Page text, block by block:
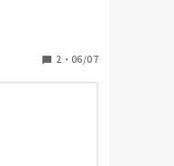
たポイントだ
かります。
2 ・ 06/07